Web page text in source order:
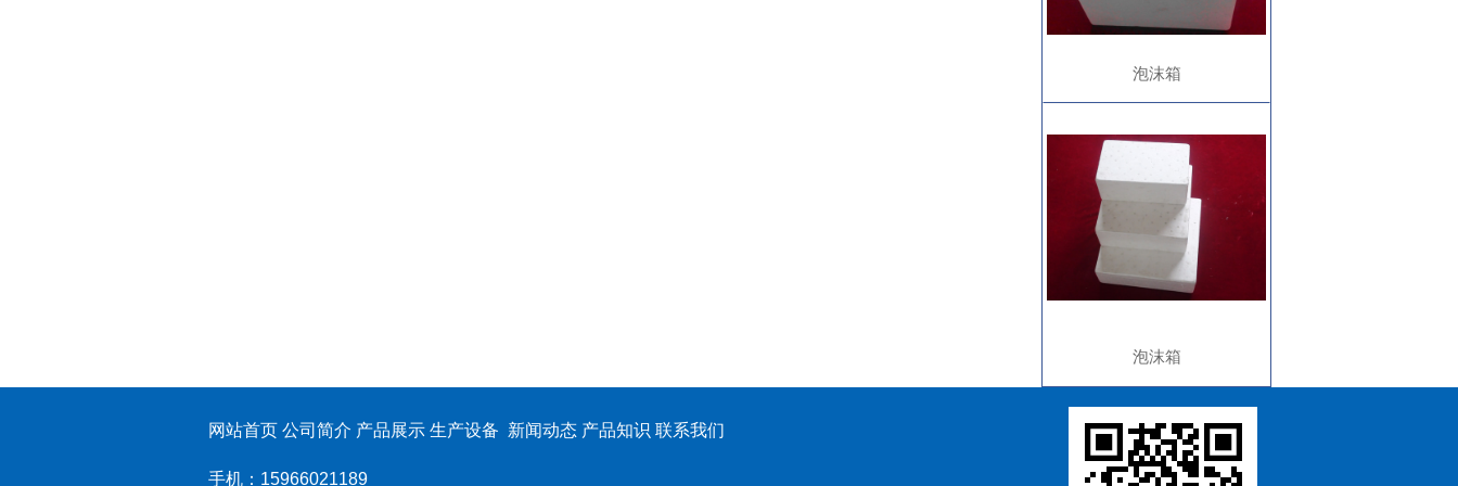
泡沫箱
泡沫箱
网站首页 公司简介 产品展示 生产设备 新闻动态 产品知识 联系我们
手机：15966021189